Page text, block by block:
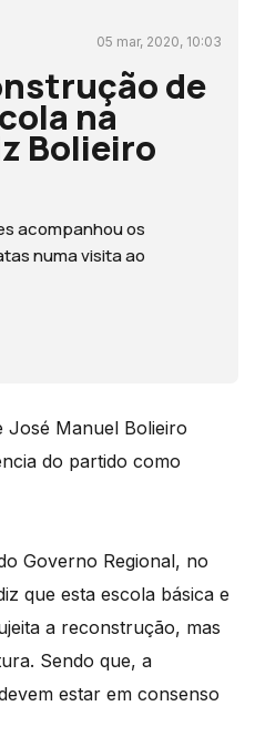
05 mar, 2020, 10:03
de
na
Bolieiro
acompanhou os
numa visita ao
José Manuel Bolieiro
do partido como
Governo Regional, no
que esta escola básica e
a reconstrução, mas
Sendo que, a
estar em consenso